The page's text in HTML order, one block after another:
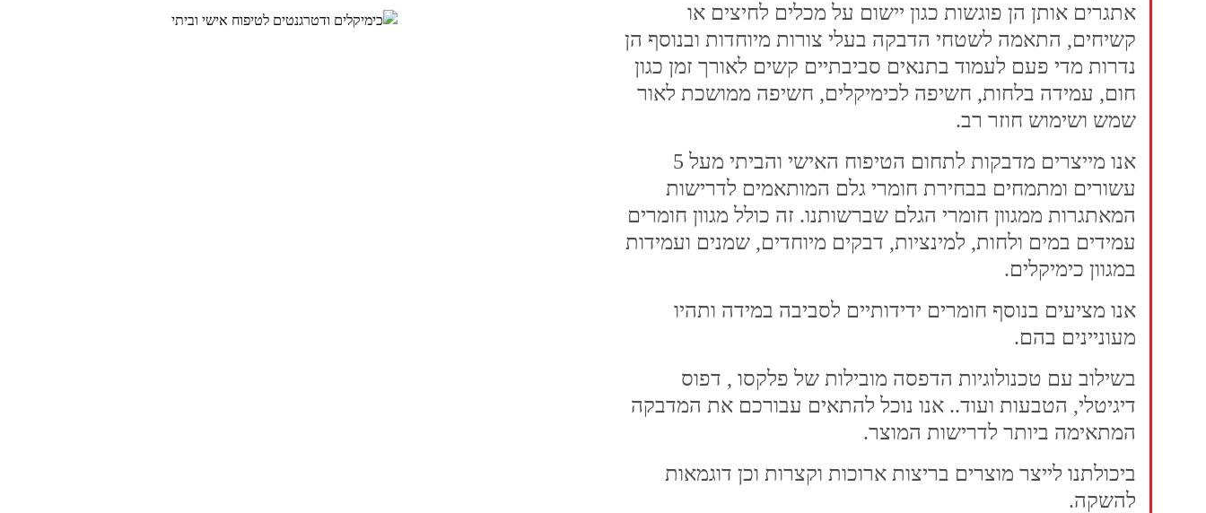
אתגרים אותן הן פוגשות כגון יישום על מכלים לחיצים או
קשיחים, התאמה לשטחי הדבקה בעלי צורות מיוחדות ובנוסף הן
נדרות מדי פעם לעמוד בתנאים סביבתיים קשים לאורך זמן כגון
חום, עמידה בלחות, חשיפה לכימיקלים, חשיפה ממושכת לאור
שמש ושימוש חוזר רב.
אנו מייצרים מדבקות לתחום הטיפוח האישי והביתי מעל 5
עשורים ומתמחים בבחירת חומרי גלם המותאמים לדרישות
המאתגרות ממגוון חומרי הגלם שברשותנו. זה כולל מגוון חומרים
עמידים במים ולחות, למינציות, דבקים מיוחדים, שמנים ועמידות
במגוון כימיקלים.
אנו מציעים בנוסף חומרים ידידותיים לסביבה במידה ותהיו
מעוניינים בהם.
בשילוב עם טכנולוגיות הדפסה מובילות של פלקסו , דפוס
דיגיטלי, הטבעות ועוד.. אנו נוכל להתאים עבורכם את המדבקה
המתאימה ביותר לדרישות המוצר.
ביכולתנו לייצר מוצרים בריצות ארוכות וקצרות וכן דוגמאות
להשקה.